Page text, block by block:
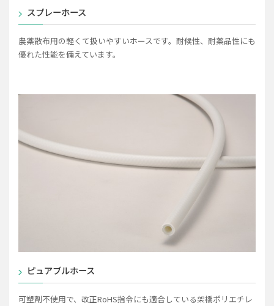
スプレーホース
農薬散布用の軽くて扱いやすいホースです。耐候性、耐薬品性にも
優れた性能を備えています。
ピュアブルホース
可塑剤不使用で、改正RoHS指令にも適合している架橋ポリエチレ